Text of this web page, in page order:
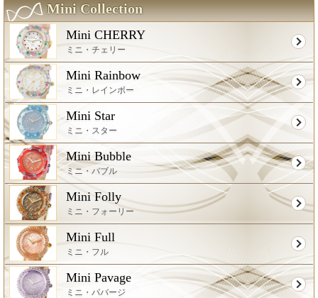
Mini Collection
Mini CHERRY
ミニ・チェリー
Mini Rainbow
ミニ・レインボー
Mini Star
ミニ・スター
Mini Bubble
ミニ・バブル
Mini Folly
ミニ・フォーリー
Mini Full
ミニ・フル
Mini Pavage
ミニ・パバージ